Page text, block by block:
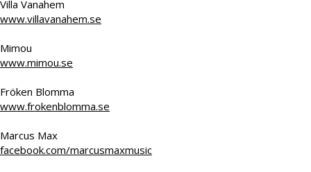
Villa Vanahem
www.villavanahem.se
Mimou
www.mimou.se
Fröken Blomma
www.frokenblomma.se
Marcus Max
facebook.com/marcusmaxmusic